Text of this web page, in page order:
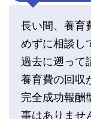
長い間、養育
めずに相談し
過去に遡って
養育費の回収
完全成功報酬
事はありませ